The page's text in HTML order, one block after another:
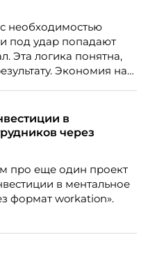
необходимостью
под удар попадают
Эта логика понятна,
Экономия на
в
через
про еще один проект
в ментальное
формат workation».